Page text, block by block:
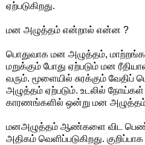
ஏற்படுகிறது.
மன அழுத்தம் என்றால் என்ன ?
பொதுவாக மன அழுத்தம்,
மறுக்கும் போது ஏற்படும் மன
வரும். மூளையில் சுரக்கும்
அழுத்தம் ஏற்படும். உடலில் நோய்கள்
காரணங்களில் ஒன்று மன
மனஅழுத்தம் ஆண்களை விட
அதிகம் வெளிப்படுகிறது.